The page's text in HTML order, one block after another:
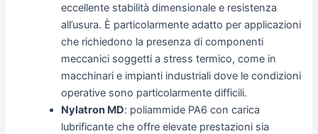
eccellente stabilità dimensionale e resistenza
all’usura. È particolarmente adatto per applicazioni
che richiedono la presenza di componenti
meccanici soggetti a stress termico, come in
macchinari e impianti industriali dove le condizioni
operative sono particolarmente difficili.
Nylatron MD: poliammide PA6 con carica
lubrificante che offre elevate prestazioni sia